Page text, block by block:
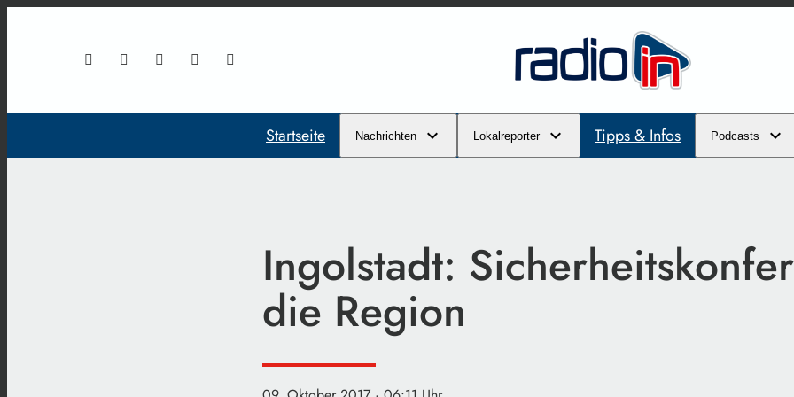
Startseite Nachrichten Lokalreporter Tipps & Infos Podcasts
Ingolstadt:
die Region